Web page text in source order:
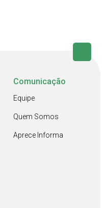
Comunicação
Equipe
Quem Somos
Aprece Informa